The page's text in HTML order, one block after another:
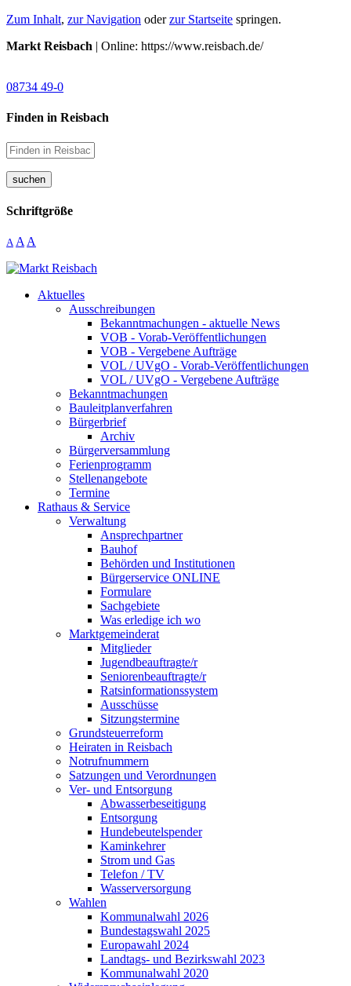
Zum Inhalt, zur Navigation oderzur Startseite springen.
Markt Reisbach | Online: https://www.reisbach.de/
08734 49-0
Finden in Reisbach
suchen
Schriftgröße
A A A
Aktuelles
Ausschreibungen
Bekanntmachungen - aktuelle News
VOB - Vorab-Veröffentlichungen
VOB - Vergebene Aufträge
VOL / UVgO - Vorab-Veröffentlichungen
VOL / UVgO - Vergebene Aufträge
Bekanntmachungen
Bauleitplanverfahren
Bürgerbrief
Archiv
Bürgerversammlung
Ferienprogramm
Stellenangebote
Termine
Rathaus & Service
Verwaltung
Ansprechpartner
Bauhof
Behörden und Institutionen
Bürgerservice ONLINE
Formulare
Sachgebiete
Was erledige ich wo
Marktgemeinderat
Mitglieder
Jugendbeauftragte/r
Seniorenbeauftragte/r
Ratsinformationssystem
Ausschüsse
Sitzungstermine
Grundsteuerreform
Heiraten in Reisbach
Notrufnummern
Satzungen und Verordnungen
Ver- und Entsorgung
Abwasserbeseitigung
Entsorgung
Hundebeutelspender
Kaminkehrer
Strom und Gas
Telefon / TV
Wasserversorgung
Wahlen
Kommunalwahl 2026
Bundestagswahl 2025
Europawahl 2024
Landtags- und Bezirkswahl 2023
Kommunalwahl 2020